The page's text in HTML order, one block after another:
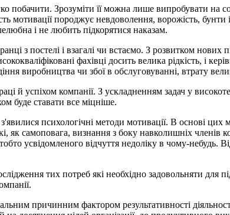
побачити. Зрозуміти її можна лише випробувати
мотивації породжує невдоволення, ворожість,
і не любить підкорятися наказам.
з постелі і взагалі чи встаємо. З розвитком
фахівці досить велика рідкість, і
виробництва чи збої в обслуговуванні, втрату
й успіхом компанії. З ускладненням задач у
буде ставати все міцніше.
психологічні методи мотивації. В основі
як самоповага, визнання з боку навколишніх
усвідомленого відчуття недоліку в чому-небудь.
тих потреб які необхідно задовольняти для
причинним фактором результативності